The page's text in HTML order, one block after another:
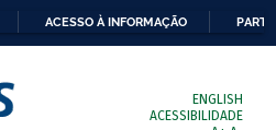
ACESSO À INFORMAÇÃO
ENGLISH
ACESSIBILIDADE